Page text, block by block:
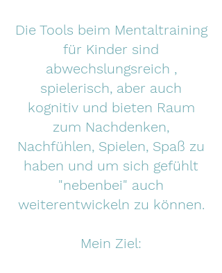
Die Tools beim Mentaltraining
für Kinder sind
abwechslungsreich ,
spielerisch, aber auch
kognitiv und bieten Raum
zum Nachdenken,
Nachfühlen, Spielen, Spaß zu
haben und um sich gefühlt
"nebenbei" auch
weiterentwickeln zu können.
Mein Ziel: